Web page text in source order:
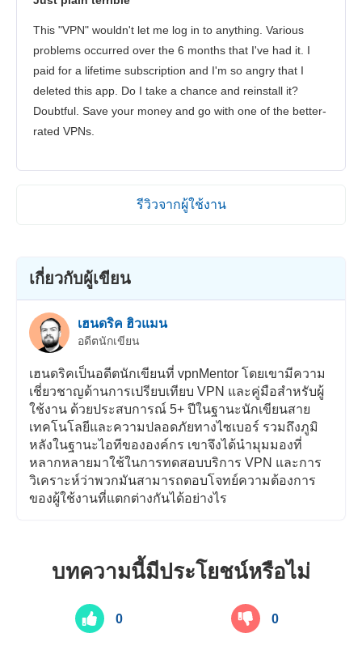
This "VPN" wouldn't let me log in to anything. Various
problems occurred over the 6 months that I've had it. I
paid for a lifetime subscription and I'm so angry that I
deleted this app. Do I take a chance and reinstall it?
Doubtful. Save your money and go with one of the better-
rated VPNs.
รีวิวจากผู้ใช้งาน
เกี่ยวกับผู้เขียน
เฮนดริค ฮิวแมน
อดีตนักเขียน
เฮนดริคเป็นอดีตนักเขียนที่ vpnMentor โดยเขามีความ
เชี่ยวชาญด้านการเปรียบเทียบ VPN และคู่มือสำหรับผู้
ใช้งาน ด้วยประสบการณ์ 5+ ปีในฐานะนักเขียนสาย
เทคโนโลยีและความปลอดภัยทางไซเบอร์ รวมถึงภูมิ
หลังในฐานะไอทีขององค์กร เขาจึงได้นำมุมมองที่
หลากหลายมาใช้ในการทดสอบบริการ VPN และการ
วิเคราะห์ว่าพวกมันสามารถตอบโจทย์ความต้องการ
ของผู้ใช้งานที่แตกต่างกันได้อย่างไร
บทความนี้มีประโยชน์หรือไม่
0 0